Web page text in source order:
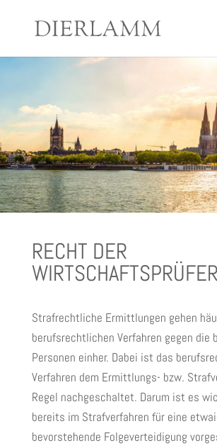
RECHT DER
WIRTSCHAFTSPRÜFER
Strafrechtliche Ermittlungen gehen
berufsrechtlichen Verfahren gegen die
Personen einher. Dabei ist das
Verfahren dem Ermittlungs- bzw.
Regel nachgeschaltet. Darum ist es
bereits im Strafverfahren für eine
bevorstehende Folgeverteidigung